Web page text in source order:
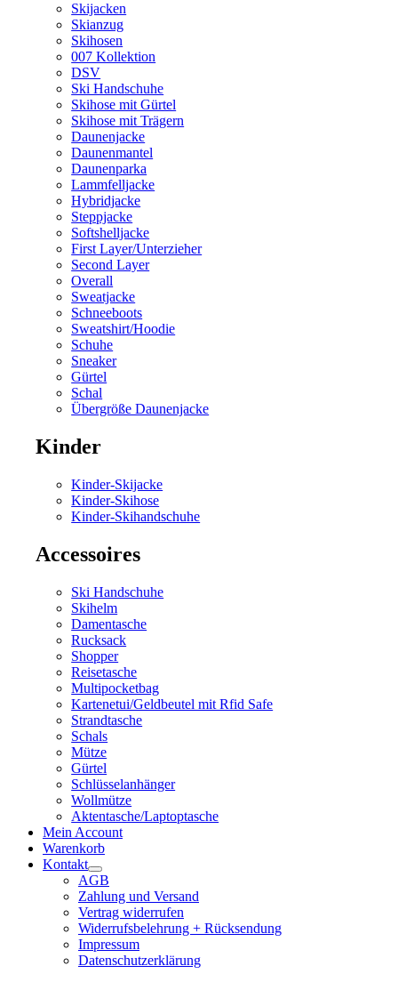
Skijacken
Skianzug
Skihosen
007 Kollektion
DSV
Ski Handschuhe
Skihose mit Gürtel
Skihose mit Trägern
Daunenjacke
Daunenmantel
Daunenparka
Lammfelljacke
Hybridjacke
Steppjacke
Softshelljacke
First Layer/Unterzieher
Second Layer
Overall
Sweatjacke
Schneeboots
Sweatshirt/Hoodie
Schuhe
Sneaker
Gürtel
Schal
Übergröße Daunenjacke
Kinder
Kinder-Skijacke
Kinder-Skihose
Kinder-Skihandschuhe
Accessoires
Ski Handschuhe
Skihelm
Damentasche
Rucksack
Shopper
Reisetasche
Multipocketbag
Kartenetui/Geldbeutel mit Rfid Safe
Strandtasche
Schals
Mütze
Gürtel
Schlüsselanhänger
Wollmütze
Aktentasche/Laptoptasche
Mein Account
Warenkorb
Kontakt
AGB
Zahlung und Versand
Vertrag widerrufen
Widerrufsbelehrung + Rücksendung
Impressum
Datenschutzerklärung